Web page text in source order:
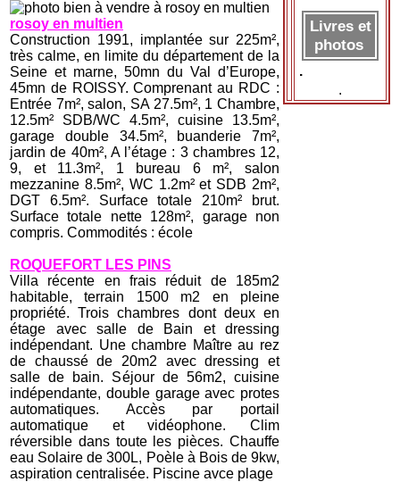
rosoy en multien
Construction 1991, implantée sur 225m²,
très calme, en limite du département de la
Seine et marne, 50mn du Val d’Europe,
45mn de ROISSY. Comprenant au RDC :
Entrée 7m², salon, SA 27.5m², 1 Chambre,
12.5m² SDB/WC 4.5m², cuisine 13.5m²,
garage double 34.5m², buanderie 7m²,
jardin de 40m², A l’étage : 3 chambres 12,
9, et 11.3m², 1 bureau 6 m², salon
mezzanine 8.5m², WC 1.2m² et SDB 2m²,
DGT 6.5m². Surface totale 210m² brut.
Surface totale nette 128m², garage non
compris. Commodités : école
ROQUEFORT LES PINS
Villa récente en frais réduit de 185m2
habitable, terrain 1500 m2 en pleine
propriété. Trois chambres dont deux en
étage avec salle de Bain et dressing
indépendant. Une chambre Maître au rez
de chaussé de 20m2 avec dressing et
salle de bain. Séjour de 56m2, cuisine
indépendante, double garage avec protes
automatiques. Accès par portail
automatique et vidéophone. Clim
réversible dans toute les pièces. Chauffe
eau Solaire de 300L, Poèle à Bois de 9kw,
aspiration centralisée. Piscine avce plage
Livres et
photos
.
.